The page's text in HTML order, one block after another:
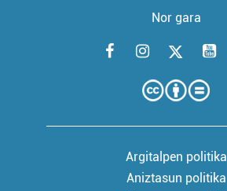
Nor gara
Argitalpen politika
Aniztasun politika